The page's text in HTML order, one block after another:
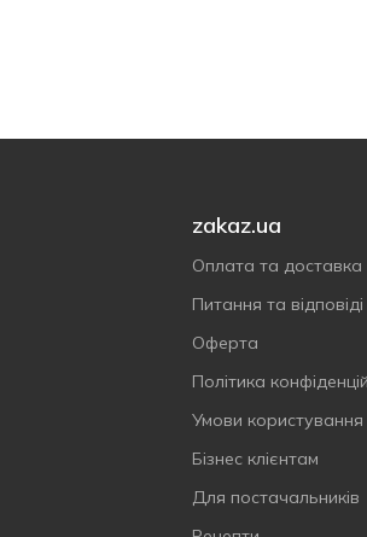
zakaz.ua
Оплата та доставка
Питання та відповіді
Оферта
Політика
Умови користування
Бізнес клієнтам
Для постачальників